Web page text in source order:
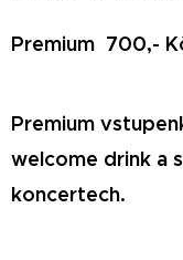
Premium 700,-
Premium
welcome drink a
koncertech.